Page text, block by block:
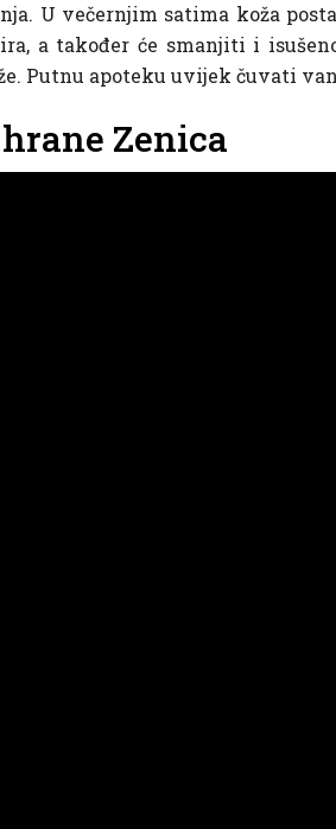
U večernjim satima koža
a također će smanjiti i
Putnu apoteku uvijek čuvati
Zenica